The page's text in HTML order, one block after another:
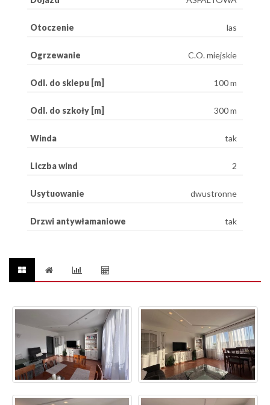
Otoczenie las
Ogrzewanie C.O. miejskie
Odl. do sklepu [m] 100 m
Odl. do szkoły [m] 300 m
Winda tak
Liczba wind 2
Usytuowanie dwustronne
Drzwi antywłamaniowe tak